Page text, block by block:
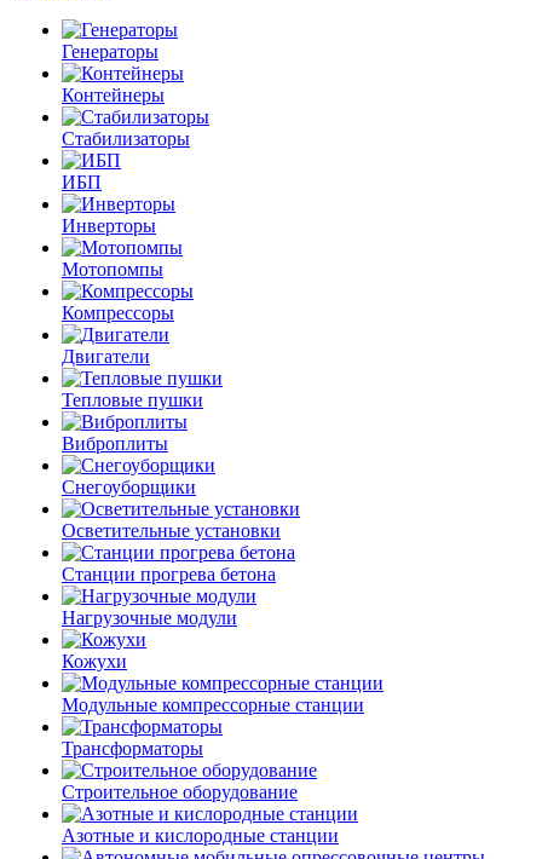
Генераторы
Контейнеры
Стабилизаторы
ИБП
Инверторы
Мотопомпы
Компрессоры
Двигатели
Тепловые пушки
Виброплиты
Снегоуборщики
Осветительные установки
Станции прогрева бетона
Нагрузочные модули
Кожухи
Модульные компрессорные станции
Трансформаторы
Строительное оборудование
Азотные и кислородные станции